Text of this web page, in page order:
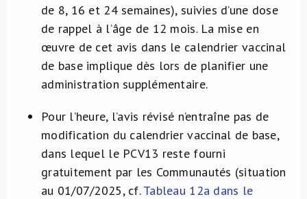
de 8, 16 et 24 semaines), suivies d’une dose
de rappel à l’âge de 12 mois. La mise en
œuvre de cet avis dans le calendrier vaccinal
de base implique dès lors de planifier une
administration supplémentaire.
Pour l’heure, l’avis révisé n’entraîne pas de
modification du calendrier vaccinal de base,
dans lequel le PCV13 reste fourni
gratuitement par les Communautés (situation
au 01/07/2025, cf.Tableau 12a dans le